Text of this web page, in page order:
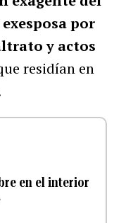
exesposa por
y actos
residían en
en el interior